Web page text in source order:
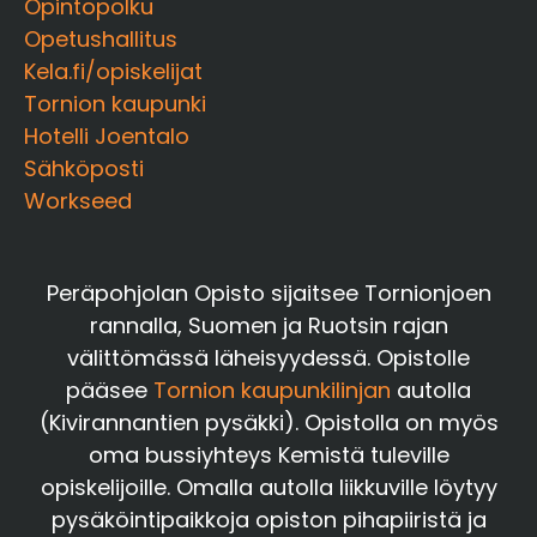
Opintopolku
Opetushallitus
Kela.fi/opiskelijat
Tornion kaupunki
Hotelli Joentalo
Sähköposti
Workseed
Peräpohjolan Opisto sijaitsee Tornionjoen
rannalla, Suomen ja Ruotsin rajan
välittömässä läheisyydessä. Opistolle
pääsee Tornion kaupunkilinjan autolla
(Kivirannantien pysäkki). Opistolla on myös
oma bussiyhteys Kemistä tuleville
opiskelijoille. Omalla autolla liikkuville löytyy
pysäköintipaikkoja opiston pihapiiristä ja